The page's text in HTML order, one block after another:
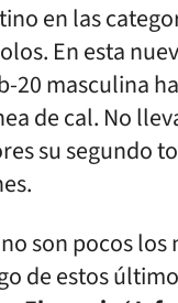
en las
En esta
20 masculina
de cal. No
su segundo
son pocos
de estos